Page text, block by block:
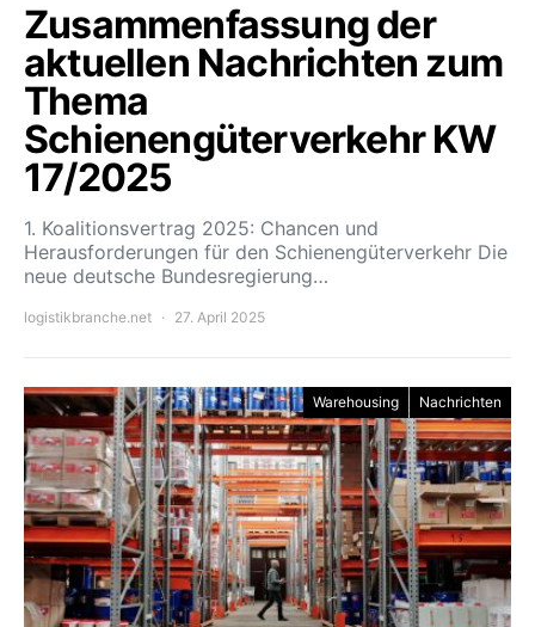
Zusammenfassung der
aktuellen Nachrichten zum
Thema
Schienengüterverkehr KW
17/2025
1. Koalitionsvertrag 2025: Chancen und
Herausforderungen für den Schienengüterverkehr Die
neue deutsche Bundesregierung…
logistikbranche.net 27. April 2025
Warehousing Nachrichten